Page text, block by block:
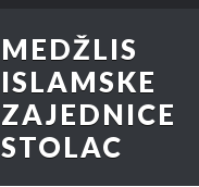
MEDŽLIS
ISLAMSKE
ZAJEDNICE
STOLAC